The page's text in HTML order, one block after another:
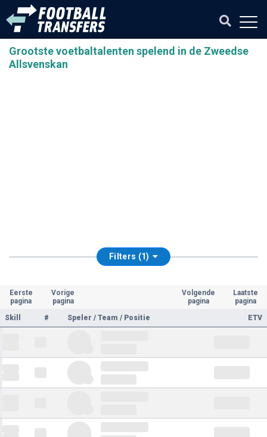
Grootste voetbaltalenten spelend in de Zweedse
Allsvenskan
Filters (1)
Eerste
pagina
Vorige
pagina
Volgende
pagina
Laatste
pagina
Skill
# Speler / Team / Positie ETV